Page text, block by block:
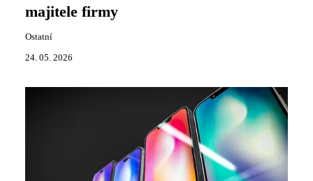
majitele firmy
Ostatní
24. 05. 2026